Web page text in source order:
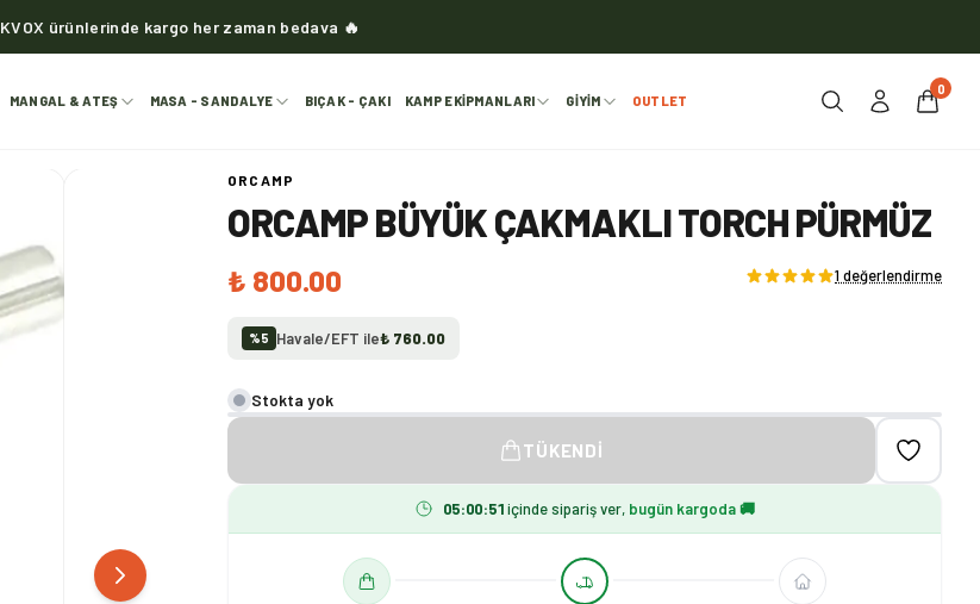
KVOX ürünlerinde kargo her zaman bedava 🔥
MANGAL & ATEŞ MASA - SANDALYE BIÇAK - ÇAKI KAMP EKIPMANLARI GIYIM OUTLET
0
ORCAMP
ORCAMP BÜYÜK ÇAKMAKLI TORCH PÜRMÜZ
₺ 800.00 1 değerlendirme
%5 Havale/EFT ile₺ 760.00
Stokta yok
TÜKENDI
05:00:49 içinde sipariş ver, bugün kargoda 🚚